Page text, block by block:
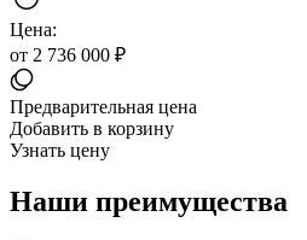
Цена:
от 2 736 000 ₽
Предварительная цена
Добавить в корзину
Узнать цену
Наши преимущества